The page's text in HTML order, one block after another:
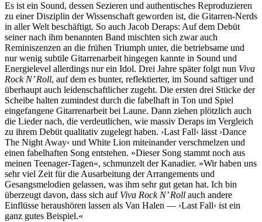
Es ist ein Sound, dessen Sezieren und authentisches Reproduzieren
zu einer Disziplin der Wissenschaft geworden ist, die Gitarren-Nerds
in aller Welt beschäftigt. So auch Jacob Deraps: Auf dem Debüt
seiner nach ihm benannten Band mischten sich zwar auch
Reminiszenzen an die frühen Triumph unter, die betriebsame und
nur wenig subtile Gitarrenarbeit hingegen kannte in Sound und
Energielevel allerdings nur ein Idol. Drei Jahre später folgt nun Viva
Rock N’ Roll, auf dem es bunter, reflektierter, im Sound saftiger und
überhaupt auch leidenschaftlicher zugeht. Die ersten drei Stücke der
Scheibe halten zumindest durch die fabelhaft in Ton und Spiel
eingefangene Gitarrenarbeit bei Laune. Dann ziehen plötzlich auch
die Lieder nach, die verdeutlichen, wie massiv Deraps im Vergleich
zu ihrem Debüt qualitativ zugelegt haben. ›Last Fall‹ lässt ›Dance
The Night Away‹ und White Lion miteinander verschmelzen und
einen fabelhaften Song entstehen. »Dieser Song stammt noch aus
meinen Teenager-Tagen«, schmunzelt der Kanadier. »Wir haben uns
sehr viel Zeit für die Ausarbeitung der Arrangements und
Gesangsmelodien gelassen, was ihm sehr gut getan hat. Ich bin
überzeugt davon, dass sich auf Viva Rock N’ Roll auch andere
Einflüsse heraushören lassen als Van Halen — ›Last Fall‹ ist ein
ganz gutes Beispiel.«